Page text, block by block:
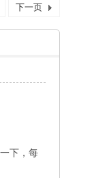
下一页
下，每